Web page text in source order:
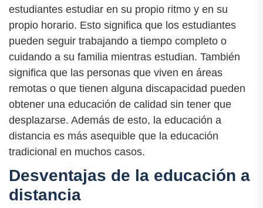
estudiantes estudiar en su propio ritmo y en su
propio horario. Esto significa que los estudiantes
pueden seguir trabajando a tiempo completo o
cuidando a su familia mientras estudian. También
significa que las personas que viven en áreas
remotas o que tienen alguna discapacidad pueden
obtener una educación de calidad sin tener que
desplazarse. Además de esto, la educación a
distancia es más asequible que la educación
tradicional en muchos casos.
Desventajas de la educación a
distancia